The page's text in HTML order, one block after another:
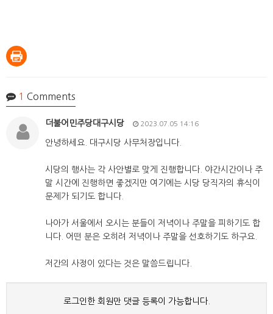
1 Comments
더불어민주당대구시당 2023.07.05 14:16
안녕하세요. 대구시당 사무처장입니다.
시당의 행사는 각 사안별로 맞게 진행합니다. 야간시간이나 주
말 시간에 진행하면 좋겠지만 여기에는 시당 당직자의 휴식이
문제가 되기도 합니다.
나아가 서울에서 오시는 분들이 저녁이나 주말을 피하기도 합
니다. 어떤 분은 오히려 저녁이나 주말을 선호하기도 하구요.
저간의 사정이 있다는 것은 말씀드립니다.
로그인한 회원만 댓글 등록이 가능합니다.